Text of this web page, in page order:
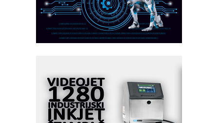
CTO - Prilagodite svoju toplinsku
obradu!
Razvoj asortimanskog pravca MINI-
PLC AKYTEC
MOTOMAN – NEXT-Robotika vođena
veštačkom inteligencijom
I.SAFE MOBILE revolucioniše
industrijsku automatizaciju
pionirskimmobile operator PANEL-OM